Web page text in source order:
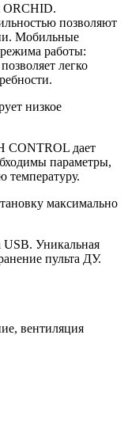
ORCHID.
позволяют
Мобильные
работы:
легко
низкое
CONTROL дает
параметры,
температуру.
максимально
USB. Уникальная
пульта ДУ.
вентиляция